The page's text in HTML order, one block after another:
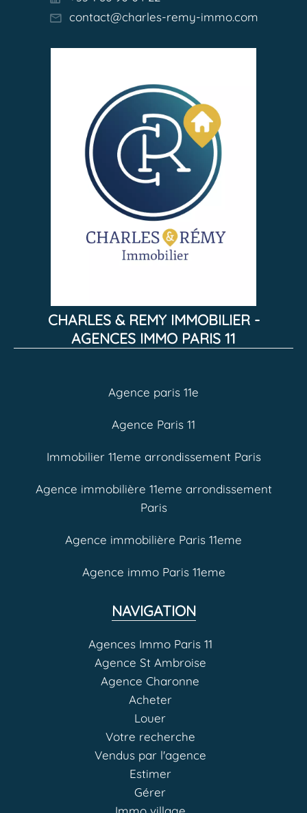
contact@charles-remy-immo.com
CHARLES & REMY IMMOBILIER -
AGENCES IMMO PARIS 11
Agence paris 11e
Agence Paris 11
Immobilier 11eme arrondissement Paris
Agence immobilière 11eme arrondissement
Paris
Agence immobilière Paris 11eme
Agence immo Paris 11eme
NAVIGATION
Agences Immo Paris 11
Agence St Ambroise
Agence Charonne
Acheter
Louer
Votre recherche
Vendus par l'agence
Estimer
Gérer